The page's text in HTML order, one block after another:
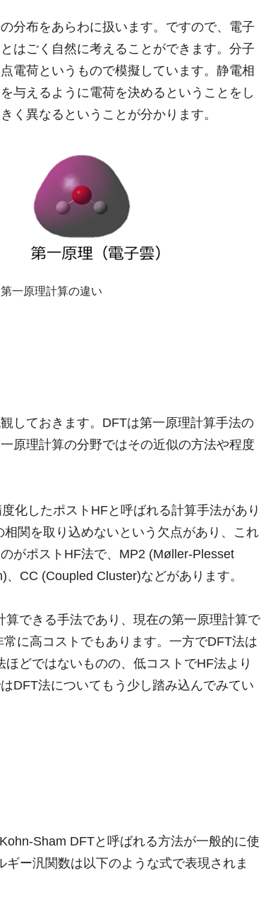
分布をあらわに扱います。ですので、電子
はごく自然に考えることができます。分子
電荷というもので模擬しています。静電相
与えるように電荷を決めるということをし
く異なるということが分かります。
一原理計算の違い
しておきます。DFTは第一原理計算手法の
原理計算の分野ではその近似の方法や程度
化したポストHFと呼ばれる計算手法があり
関を取り込めないという欠点があり、これ
がポストHF法で、MP2 (Møller-Plesset
CC (Coupled Cluster)などがあります。
できる手法であり、現在の第一原理計算で
に高コストでもあります。一方でDFT法は
どではないものの、低コストでHF法より
DFT法についてもう少し踏み込んでみてい
Sham DFTと呼ばれる方法が一般的に使
ー汎関数は以下のような式で表現されま